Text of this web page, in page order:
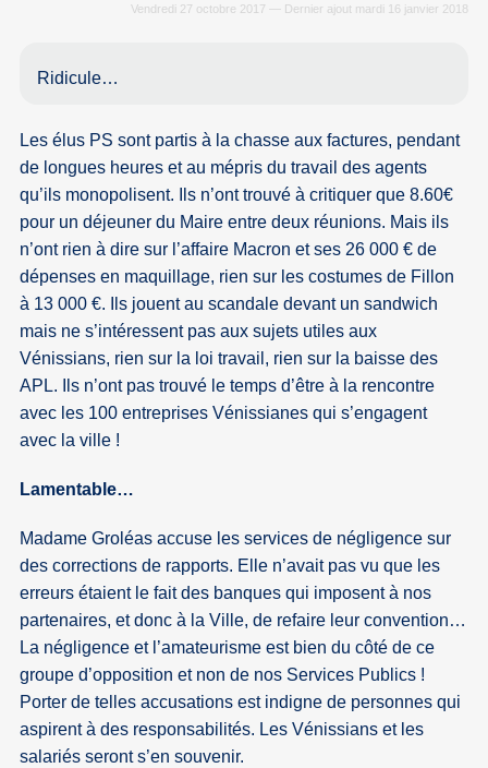
Vendredi 27 octobre 2017 — Dernier ajout mardi 16 janvier 2018
Ridicule…
Les élus PS sont partis à la chasse aux factures, pendant
de longues heures et au mépris du travail des agents
qu’ils monopolisent. Ils n’ont trouvé à critiquer que 8.60€
pour un déjeuner du Maire entre deux réunions. Mais ils
n’ont rien à dire sur l’affaire Macron et ses 26 000 € de
dépenses en maquillage, rien sur les costumes de Fillon
à 13 000 €. Ils jouent au scandale devant un sandwich
mais ne s’intéressent pas aux sujets utiles aux
Vénissians, rien sur la loi travail, rien sur la baisse des
APL. Ils n’ont pas trouvé le temps d’être à la rencontre
avec les 100 entreprises Vénissianes qui s’engagent
avec la ville !
Lamentable…
Madame Groléas accuse les services de négligence sur
des corrections de rapports. Elle n’avait pas vu que les
erreurs étaient le fait des banques qui imposent à nos
partenaires, et donc à la Ville, de refaire leur convention…
La négligence et l’amateurisme est bien du côté de ce
groupe d’opposition et non de nos Services Publics !
Porter de telles accusations est indigne de personnes qui
aspirent à des responsabilités. Les Vénissians et les
salariés seront s’en souvenir.